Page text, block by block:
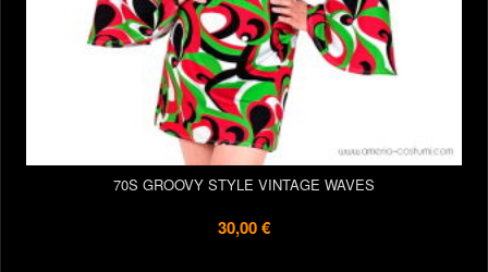
70S GROOVY STYLE VINTAGE WAVES
30,00 €